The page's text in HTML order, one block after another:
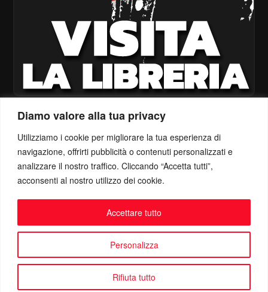
Diamo valore alla tua privacy
Utilizziamo i cookie per migliorare la tua esperienza di
navigazione, offrirti pubblicità o contenuti personalizzati e
analizzare il nostro traffico. Cliccando “Accetta tutti”,
acconsenti al nostro utilizzo dei cookie.
Personalizza
Rifiuta tutto
Accettare tutto